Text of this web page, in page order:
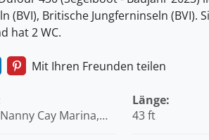
(BVI), Britische Jungferninseln
hat 2 WC.
Mit Ihren Freunden teilen
Cay Marina,
Länge:
43 ft